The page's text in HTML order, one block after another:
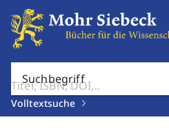
Suchbegriff
Volltextsuche